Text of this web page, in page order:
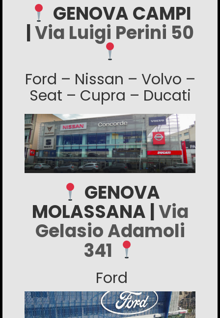
GENOVA CAMPI
|Via Luigi Perini 50
Ford – Nissan – Volvo –
Seat – Cupra – Ducati
GENOVA
MOLASSANA | Via
Gelasio Adamoli
341
Ford